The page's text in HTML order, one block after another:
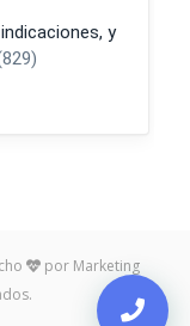
por Marketing